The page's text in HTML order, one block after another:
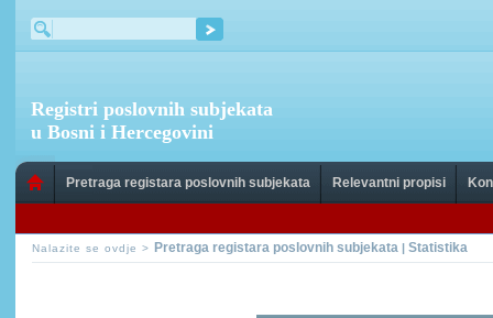
Registri poslovnih subjekata
u Bosni i Hercegovini
Pretraga registara poslovnih subjekata Relevantni propisi
Nalazite se ovdje > Pretraga registara poslovnih subjekata | Statistika